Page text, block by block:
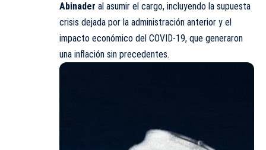
Abinader al asumir el cargo, incluyendo la supuesta
crisis dejada por la administración anterior y el
impacto económico del COVID-19, que generaron
una inflación sin precedentes.